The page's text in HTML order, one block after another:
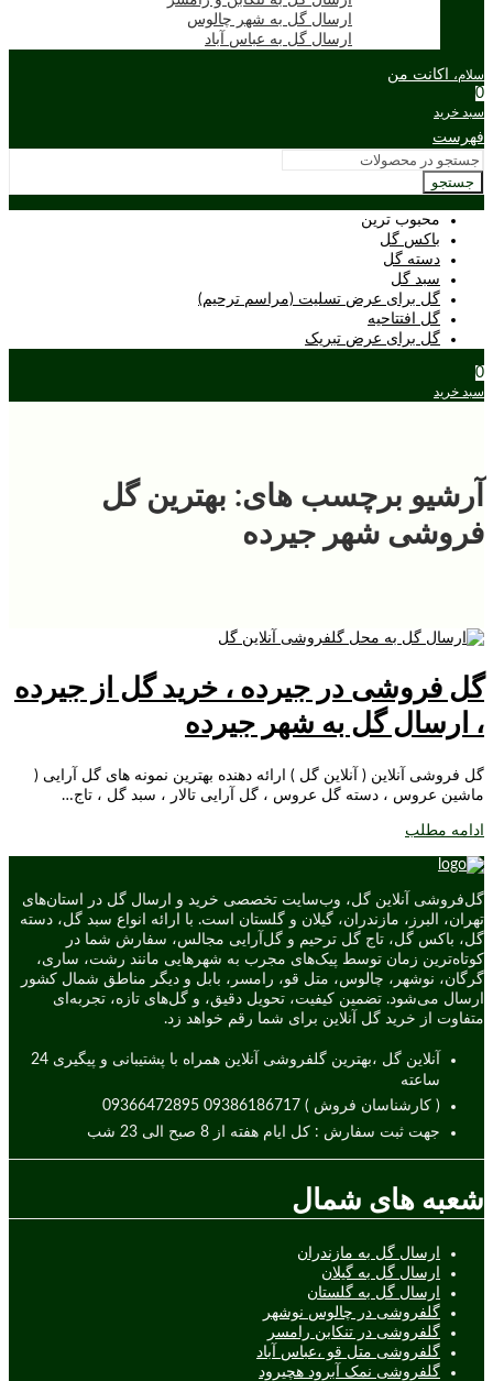
ارسال گل به شهر چالوس
ارسال گل به عباس آباد
سلام،
اکانت من
0
سبد خرید
فهرست
جستجو
محبوب ترین
باکس گل
دسته گل
سبد گل
گل برای عرض تسلیت (مراسم ترحیم)
گل افتتاحیه
گل برای عرض تبریک
0
سبد خرید
آرشیو برچسب های: بهترین گل
فروشی شهر جیرده
گل فروشی در جیرده ، خرید گل از جیرده
، ارسال گل به شهر جیرده
گل فروشی آنلاین ( آنلاین گل ) ارائه دهنده بهترین نمونه های گل آرایی (
ماشین عروس ، دسته گل عروس ، گل آرایی تالار ، سبد گل ، تاج…
ادامه مطلب
گل‌فروشی آنلاین گل، وب‌سایت تخصصی خرید و ارسال گل در استان‌های
تهران، البرز، مازندران، گیلان و گلستان است. با ارائه انواع سبد گل، دسته
گل، باکس گل، تاج گل ترحیم و گل‌آرایی مجالس، سفارش شما در
کوتاه‌ترین زمان توسط پیک‌های مجرب به شهرهایی مانند رشت، ساری،
گرگان، نوشهر، چالوس، متل قو، رامسر، بابل و دیگر مناطق شمال کشور
ارسال می‌شود. تضمین کیفیت، تحویل دقیق، و گل‌های تازه، تجربه‌ای
متفاوت از خرید گل آنلاین برای شما رقم خواهد زد.
آنلاین گل ،بهترین گلفروشی آنلاین همراه با پشتیبانی و پیگیری 24
ساعته
( کارشناسان فروش ) 09386186717 09366472895
جهت ثبت سفارش : کل ایام هفته از 8 صبح الی 23 شب
شعبه های شمال
ارسال گل به مازندران
ارسال گل به گیلان
ارسال گل به گلستان
گلفروشی در چالوس نوشهر
گلفروشی در تنکابن رامسر
گلفروشی متل قو ،عباس آباد
گلفروشی نمک آبرود هچیرود